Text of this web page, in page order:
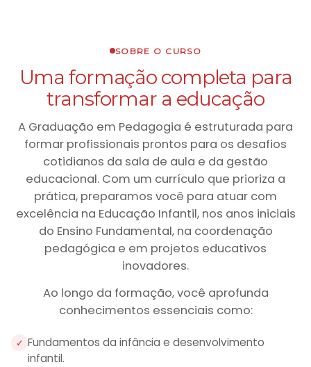
SOBRE O CURSO
Uma formação completa para
transformar a educação
A Graduação em Pedagogia é estruturada para
formar profissionais prontos para os desafios
cotidianos da sala de aula e da gestão
educacional. Com um currículo que prioriza a
prática, preparamos você para atuar com
excelência na Educação Infantil, nos anos iniciais
do Ensino Fundamental, na coordenação
pedagógica e em projetos educativos
inovadores.
Ao longo da formação, você aprofunda
conhecimentos essenciais como:
✓ Fundamentos da infância e desenvolvimento
infantil.